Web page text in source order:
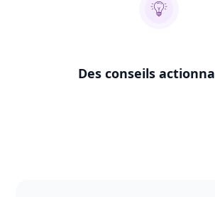
Des conseils